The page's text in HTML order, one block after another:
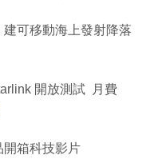
可移動海上發射降落
開放測試 月費
開箱科技影片